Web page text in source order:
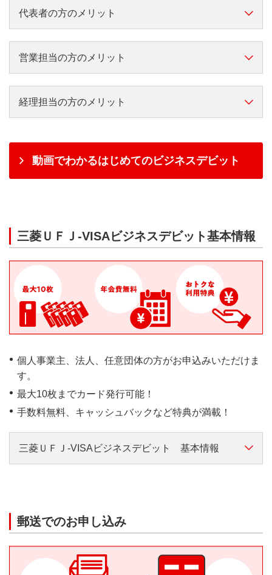
定もカード毎に設定可能で
管理責任者および利用者にも
支払いの都度、お知らせメー
ルが届きます。
支払い！世界中のVISA加盟
店で利用可能！
一部、ご利用いただけない加盟
店がございます。
三菱ＵＦＪ-VISAビジネス
デビットがご利用いただ
けない加盟店一覧
（785KB）
Visaのタッチ決済対応加盟店
が完了します。
Visaのタッチ決済対応加
盟店についてくわしくは
世界中の主要空港・都市・観
光地などにある提携ATMなど
Visaホームページ
海外ATMの基本操作はご利用
ガイドをご確認ください。
世界中のVisa加
可能
VISAビジネスデビット会員用Webで、管理
責任者の方は利用限度額・利用停止のコン
トロールが可能です。
国内・海外ショッピング・海外ATM現地通
貨引き出しの利用限度額が1回・1日・1カ
月単位で設定・変更いただけます。
代表者の方のメリット
会社全体で使うことができるので、現金管理に掛かる
事務負荷および経費精算の管理コストを削減し、業務
効率化を図れます。
ポイント 2 利用コントロール
カード1枚ごとに利用限度額が設定できるので、従業
営業担当の方のメリット
使ったその場で口座引き落としなので、自身での立替
経理担当の方のメリット
「管理責任者」はVISAビジネスデビット会員用Web
を活用することで、全カードの利用明細が確認できる
ポイント 2 現金管理・振込み事務の削減
よび手数料を削減できます。
また、現金管理の負担を減らすこともできます。
動画でわかるはじめてのビジネスデビット
三菱ＵＦＪ-VISAビジネスデビット基本情報
個人事業主、法人、任意団体の方がお申込みいただけま
す。
最大10枚までカード発行可能！
手数料無料、キャッシュバックなど特典が満載！
三菱ＵＦＪ-VISAビジネスデビット 基本情報
お申し込みいただ
ける方
く中学生）で普通預金口座
なし、屋号付どちらも可）
郵送でのお申し込み